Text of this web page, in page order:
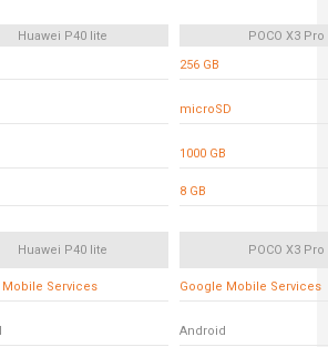
Huawei P40 lite
POCO X3 Pro
256 GB
microSD
1000 GB
8 GB
Huawei P40 lite POCO X3 Pro
Mobile Services Google Mobile Services
Android